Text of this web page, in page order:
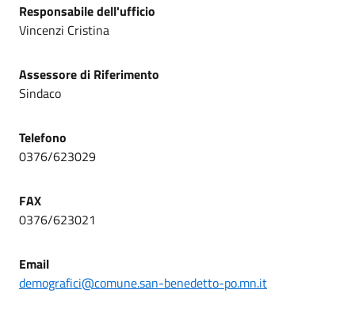
Responsabile dell'ufficio
Vincenzi Cristina
Assessore di Riferimento
Sindaco
Telefono
0376/623029
FAX
0376/623021
Email
demografici@comune.san-benedetto-po.mn.it